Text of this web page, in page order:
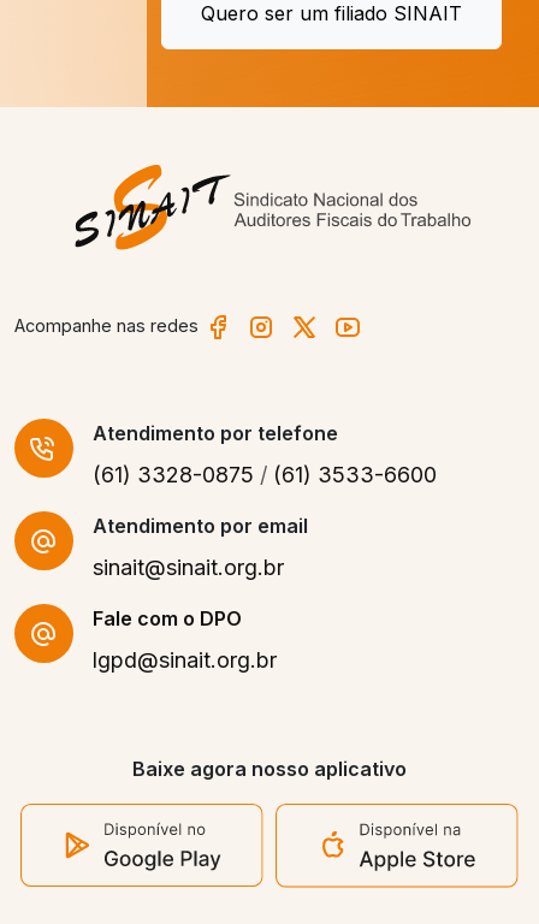
Quero ser um filiado SINAIT
Acompanhe nas redes
Atendimento por telefone
(61) 3328-0875 / (61) 3533-6600
Atendimento por email
sinait@sinait.org.br
Fale com o DPO
lgpd@sinait.org.br
Baixe agora nosso aplicativo